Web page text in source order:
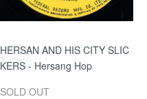
HERSAN AND HIS CITY SLIC
KERS - Hersang Hop
SOLD OUT